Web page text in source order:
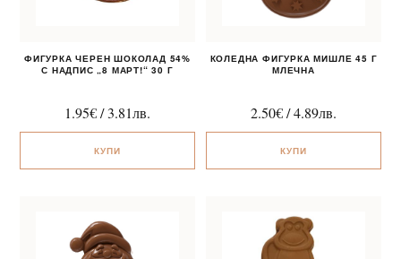
ФИГУРКА ЧЕРЕН ШОКОЛАД 54%
С НАДПИС „8 МАРТ!“ 30 Г
1.95€/3.81лв.
КУПИ
КОЛЕДНА ФИГУРКА МИШЛЕ 45 Г
МЛЕЧНА
2.50€/4.89лв.
КУПИ